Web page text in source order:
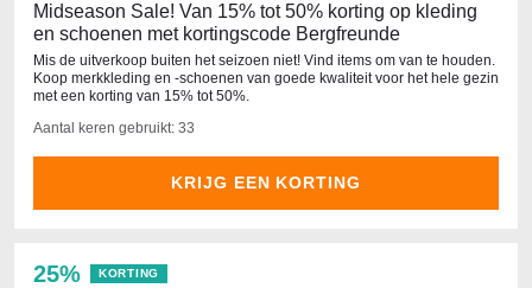
Midseason Sale! Van 15% tot 50% korting op kleding
en schoenen met kortingscode Bergfreunde
Mis de uitverkoop buiten het seizoen niet! Vind items om van te houden.
Koop merkkleding en -schoenen van goede kwaliteit voor het hele gezin
met een korting van 15% tot 50%.
Aantal keren gebruikt: 33
KRIJG EEN KORTING
25% KORTING